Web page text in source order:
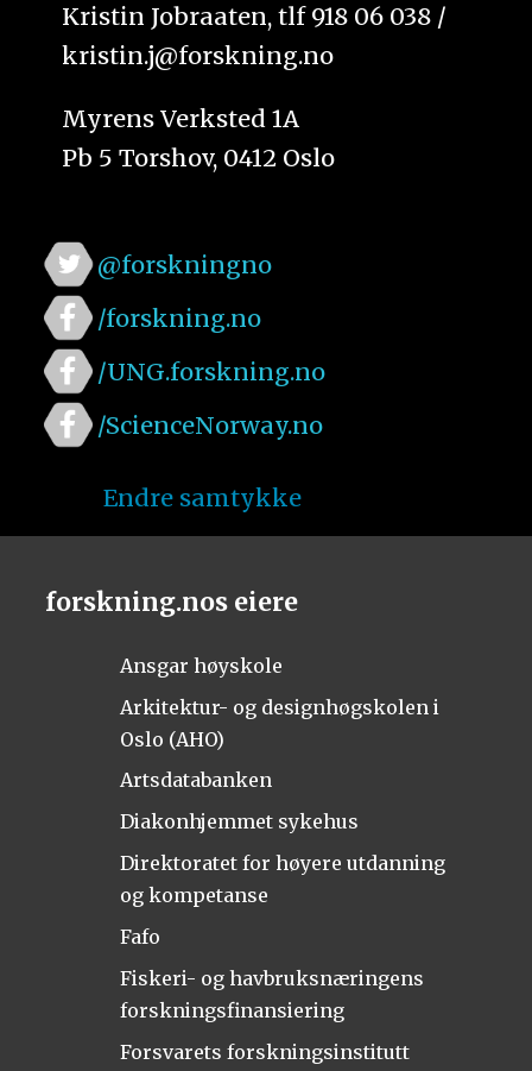
Kristin Jobraaten, tlf 918 06 038 /
kristin.j@forskning.no
Myrens Verksted 1A
Pb 5 Torshov, 0412 Oslo
@forskningno
/forskning.no
/UNG.forskning.no
/ScienceNorway.no
Endre samtykke
forskning.nos eiere
Ansgar høyskole
Arkitektur- og designhøgskolen i
Oslo (AHO)
Artsdatabanken
Diakonhjemmet sykehus
Direktoratet for høyere utdanning
og kompetanse
Fafo
Fiskeri- og havbruksnæringens
forskningsfinansiering
Forsvarets forskningsinstitutt